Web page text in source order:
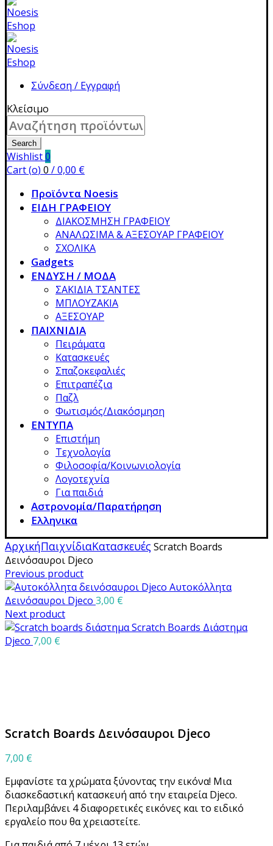
Σύνδεση / Εγγραφή
Κλείσιμο
Search
for:
Search
Wishlist0
Cart (o) 0 /0,00 €
Προϊόντα Noesis
ΕΙΔΗ ΓΡΑΦΕΙΟΥ
ΔΙΑΚΟΣΜΗΣΗ ΓΡΑΦΕΙΟΥ
ΑΝΑΛΩΣΙΜΑ & ΑΞΕΣΟΥΑΡ ΓΡΑΦΕΙΟΥ
ΣΧΟΛΙΚΑ
Gadgets
ΕΝΔΥΣΗ / ΜΟΔΑ
ΣΑΚΙΔΙΑ ΤΣΑΝΤΕΣ
ΜΠΛΟΥΖΑΚΙΑ
ΑΞΕΣΟΥΑΡ
ΠΑΙΧΝΙΔΙΑ
Πειράματα
Κατασκευές
Σπαζοκεφαλιές
Επιτραπέζια
Παζλ
Φωτισμός/Διακόσμηση
ΕΝΤΥΠΑ
Επιστήμη
Τεχνολογία
Φιλοσοφία/Κοινωνιολογία
Λογοτεχνία
Για παιδιά
Αστρονομία/Παρατήρηση
Ελληνικα
ΑρχικήΠαιχνίδιαΚατασκευές Scratch Boards
Δεινόσαυροι Djeco
Previous product
Αυτοκόλλητα
Δεινόσαυροι Djeco 3,00 €
Next product
Scratch Boards Διάστημα
Djeco 7,00 €
Scratch Boards Δεινόσαυροι Djeco
7,00 €
Εμφανίστε τα χρώματα ξύνοντας την εικόνα! Μια
διασκεδαστική κατασκευή από την εταιρεία Djeco.
Περιλαμβάνει 4 διαφορετικές εικόνες και το ειδικό
εργαλείο που θα χρειαστείτε.